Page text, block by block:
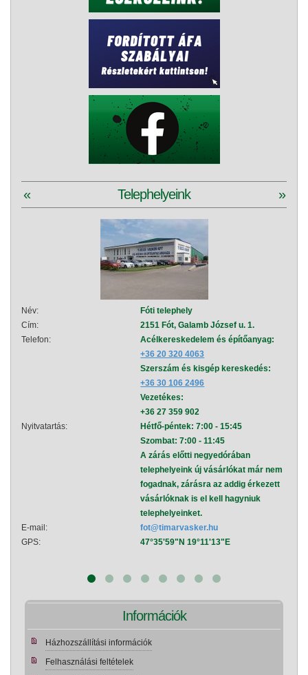
iparos termékek (Makita, Hikoki, Metabo, Original Flex, Bosch, Beta,
hegesztés (Esab, Er-23, Jesenice, Metalweld, Böhler, Sudox, Kennedy,
Gold, Binzel, Optec, Welder, Bullder Bull,) és
rögzítéstechnikai termékek (Fischer, Koelner, Wkret-met dűbelek,
Reisser forgácslapcsavarok),
zár- vasalat (Euro Elzett, Kaba Elzett, Amig, Dorma, Brano, IBFM, ISEO,
MCM, Roto, Aldeghi, Elga, ICSA),
ács és bádogos termékek,
kovácsolt- és díszítőelemek,
minőségi kéziszerszámok (Mannesmann, Hans, Apexon, Berger,
Brennenstuhl, Bohrcraft, Cortmad, Comet, Dedra, Eastman, Fiskars,
és drótfonatok, ponthegesztett hálók, fonatok, rostaszövetek,
Telephelyeink
« »
Név:
Fóti telephely
Cím:
2151 Fót, Galamb József u. 1.
Telefon:
Acélkereskedelem és építőanyag:
+36 20 320 4063
Szerszám és kisgép kereskedés:
+36 30 106 2496
Vezetékes:
+36 27 359 902
Nyitvatartás:
Hétfő-péntek: 7:00 - 15:45
Szombat: 7:00 - 11:45
A zárás előtti negyedórában
telephelyeink új vásárlókat már nem
fogadnak, zárásra az addig érkezett
vásárlóknak is el kell hagyniuk
telephelyeinket.
E-mail:
fot@timarvasker.hu
GPS:
47°35'59"N 19°11'13"E
Információk
Házhozszállítási információk
Felhasználási feltételek